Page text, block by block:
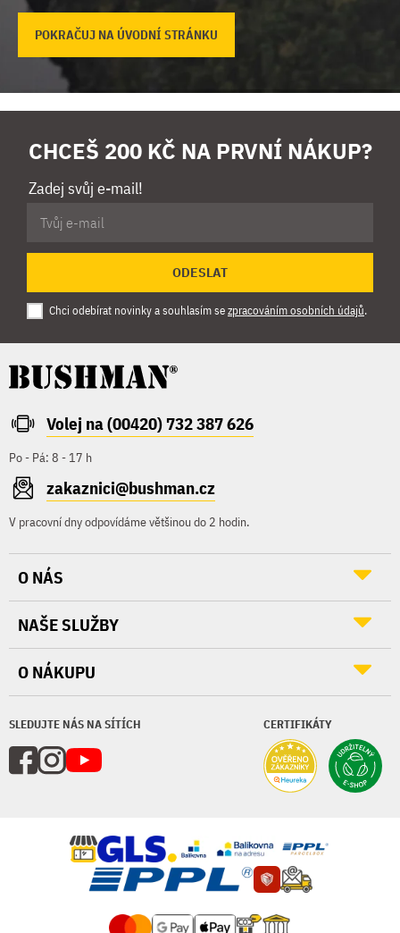
POKRAČUJ NA ÚVODNÍ STRÁNKU
CHCEŠ 200 KČ NA PRVNÍ NÁKUP?
Zadej svůj e-mail!
ODESLAT
Chci odebírat novinky a souhlasím sezpracováním osobních údajů.
Volej na (00420) 732 387 626
Po - Pá: 8 - 17 h
zakaznici@bushman.cz
V pracovní dny odpovídáme většinou do 2 hodin.
SLEDUJTE NÁS NA SÍTÍCH CERTIFIKÁTY
O NÁS
NAŠE SLUŽBY
O NÁKUPU